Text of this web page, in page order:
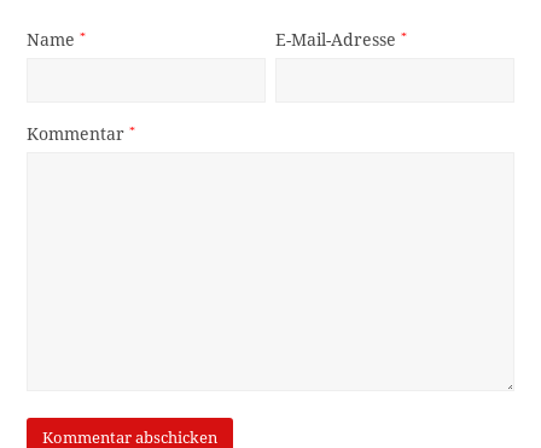
Name* E-Mail-Adresse*
Kommentar*